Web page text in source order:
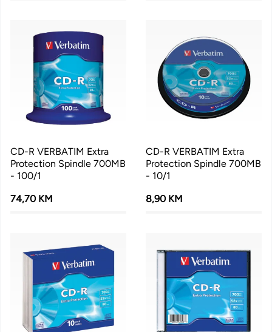
CD-R VERBATIM Extra
Protection Spindle 700MB
- 100/1
74,70 KM
CD-R VERBATIM Extra
Protection Spindle 700MB
- 10/1
8,90 KM